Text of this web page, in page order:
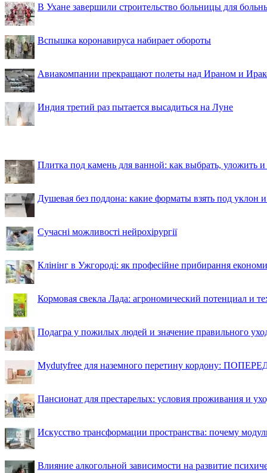
В Ухане завершили строительство больницы для
Вспышка коронавируса набирает обороты
Авиакомпании прекращают полеты над Ираном и
Индия третий раз пытается высадиться на Луне
Плитка под камень для ванной: как выбрать, уложить
Душевая без поддона: какие форматы взять под уклон
Сучасні можливості нейрохірургії
Клінінг в Ужгороді: як професійне прибирання
Кормовая свекла Лада: агрономический потенциал и
Подагра у пожилых людей и значение правильного
Mydutyfree для наземного перетину кордону:
Пансионат для престарелых: условия проживания и
Искусство трансформации пространства: почему
Влияние алкогольной зависимости на развитие